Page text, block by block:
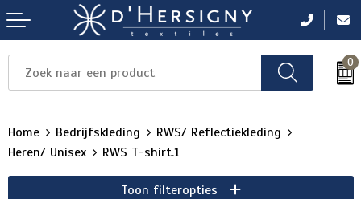
0
Home Bedrijfskleding
RWS/ Reflectiekleding
Heren/ Unisex
RWS T-shirt.1
Toon filteropties